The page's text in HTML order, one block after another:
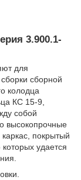
3.900.1-
для
сборной
колодца
КС 15-9,
собой
высокопрочные
покрытый
удается